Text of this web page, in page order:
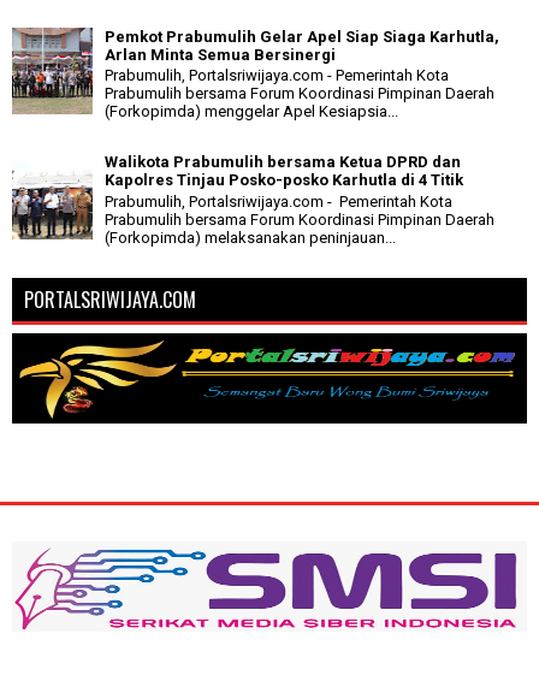
Pemkot Prabumulih Gelar Apel Siap Siaga Karhutla,
Arlan Minta Semua Bersinergi
Prabumulih, Portalsriwijaya.com - Pemerintah Kota
Prabumulih bersama Forum Koordinasi Pimpinan Daerah
(Forkopimda) menggelar Apel Kesiapsia...
Walikota Prabumulih bersama Ketua DPRD dan
Kapolres Tinjau Posko-posko Karhutla di 4 Titik
Prabumulih, Portalsriwijaya.com - Pemerintah Kota
Prabumulih bersama Forum Koordinasi Pimpinan Daerah
(Forkopimda) melaksanakan peninjauan...
PORTALSRIWIJAYA.COM